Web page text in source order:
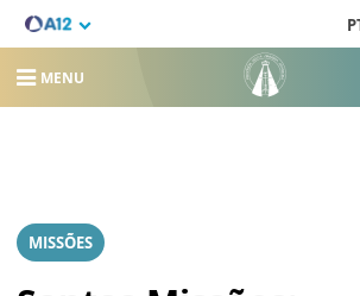
MENU
MISSÕES